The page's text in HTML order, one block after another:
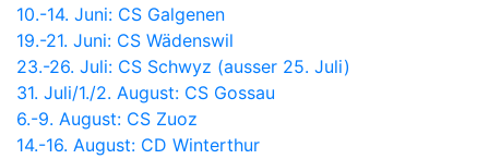
10.-14. Juni: CS Galgenen
19.-21. Juni: CS Wädenswil
23.-26. Juli: CS Schwyz (ausser 25. Juli)
31. Juli/1./2. August: CS Gossau
6.-9. August: CS Zuoz
14.-16. August: CD Winterthur